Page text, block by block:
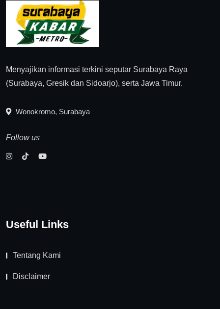
Menyajikan informasi terkini seputar Surabaya Raya
(Surabaya, Gresik dan Sidoarjo), serta Jawa Timur.
Wonokromo, Surabaya
Follow us
Useful Links
Tentang Kami
Disclaimer